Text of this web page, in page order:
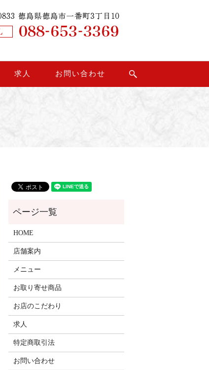
求人 お問い合わせ
HOME
店舗案内
メニュー
お取り寄せ商品
お店のこだわり
求人
特定商取引法
お問い合わせ